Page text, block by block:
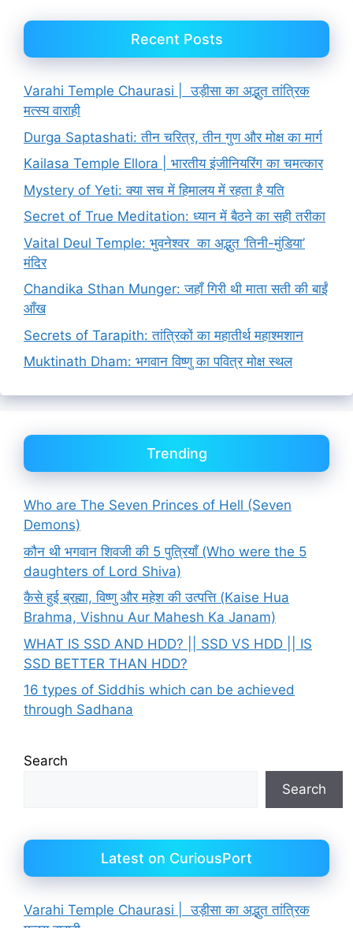
Recent Posts
Varahi Temple Chaurasi | उड़ीसा का अद्भुत तांत्रिक
मत्स्य वाराही
Durga Saptashati: तीन चरित्र, तीन गुण और मोक्ष का मार्ग
Kailasa Temple Ellora | भारतीय इंजीनियरिंग का चमत्कार
Mystery of Yeti: क्या सच में हिमालय में रहता है यति
Secret of True Meditation: ध्यान में बैठने का सही तरीका
Vaital Deul Temple: भुवनेश्वर का अद्भुत ‘तिनी-मुंडिया’
मंदिर
Chandika Sthan Munger: जहाँ गिरी थी माता सती की बाईं
आँख
Secrets of Tarapith: तांत्रिकों का महातीर्थ महाश्मशान
Muktinath Dham: भगवान विष्णु का पवित्र मोक्ष स्थल
Trending
Who are The Seven Princes of Hell (Seven
Demons)
कौन थी भगवान शिवजी की 5 पुत्रियाँ (Who were the 5
daughters of Lord Shiva)
कैसे हुई ब्रह्मा, विष्णु और महेश की उत्पत्ति (Kaise Hua
Brahma, Vishnu Aur Mahesh Ka Janam)
WHAT IS SSD AND HDD? || SSD VS HDD || IS
SSD BETTER THAN HDD?
16 types of Siddhis which can be achieved
through Sadhana
Search
Search
Latest on CuriousPort
Varahi Temple Chaurasi | उड़ीसा का अद्भुत तांत्रिक